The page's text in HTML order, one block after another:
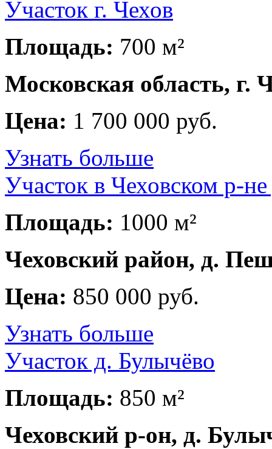
Участок г. Чехов
Площадь: 700 м²
Московская область, г.
Цена: 1 700 000 руб.
Узнать больше
Участок в Чеховском р-
Площадь: 1000 м²
Чеховский район, д.
Цена: 850 000 руб.
Узнать больше
Участок д. Булычёво
Площадь: 850 м²
Чеховский р-он, д.